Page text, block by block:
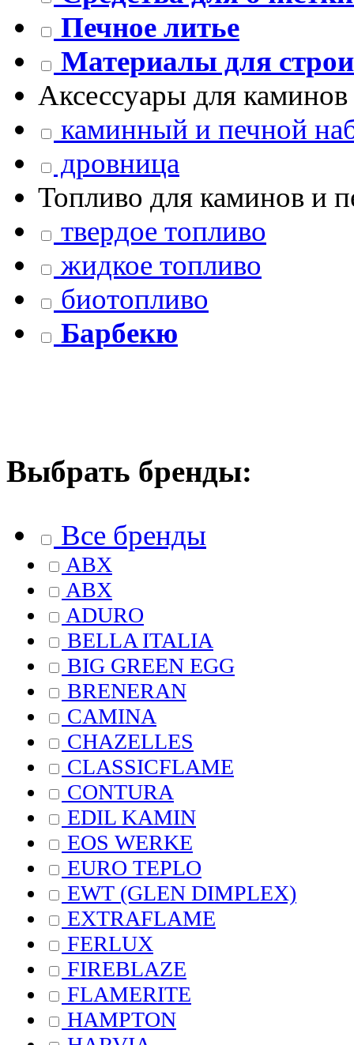
Печное литье
Материалы для
Аксессуары для
каминный и печной
дровница
Топливо для каминов и
твердое топливо
жидкое топливо
биотопливо
Барбекю
Выбрать бренды:
Все бренды
ABX
ABX
ADURO
BELLA ITALIA
BIG GREEN EGG
BRENERAN
CAMINA
CHAZELLES
CLASSICFLAME
CONTURA
EDIL KAMIN
EOS WERKE
EURO TEPLO
EWT (GLEN DIMPLEX)
EXTRAFLAME
FERLUX
FIREBLAZE
FLAMERITE
HAMPTON